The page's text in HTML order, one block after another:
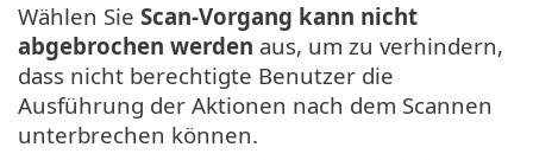
Wählen Sie Scan-Vorgang kann nicht
abgebrochen werden aus, um zu verhindern,
dass nicht berechtigte Benutzer die
Ausführung der Aktionen nach dem Scannen
unterbrechen können.